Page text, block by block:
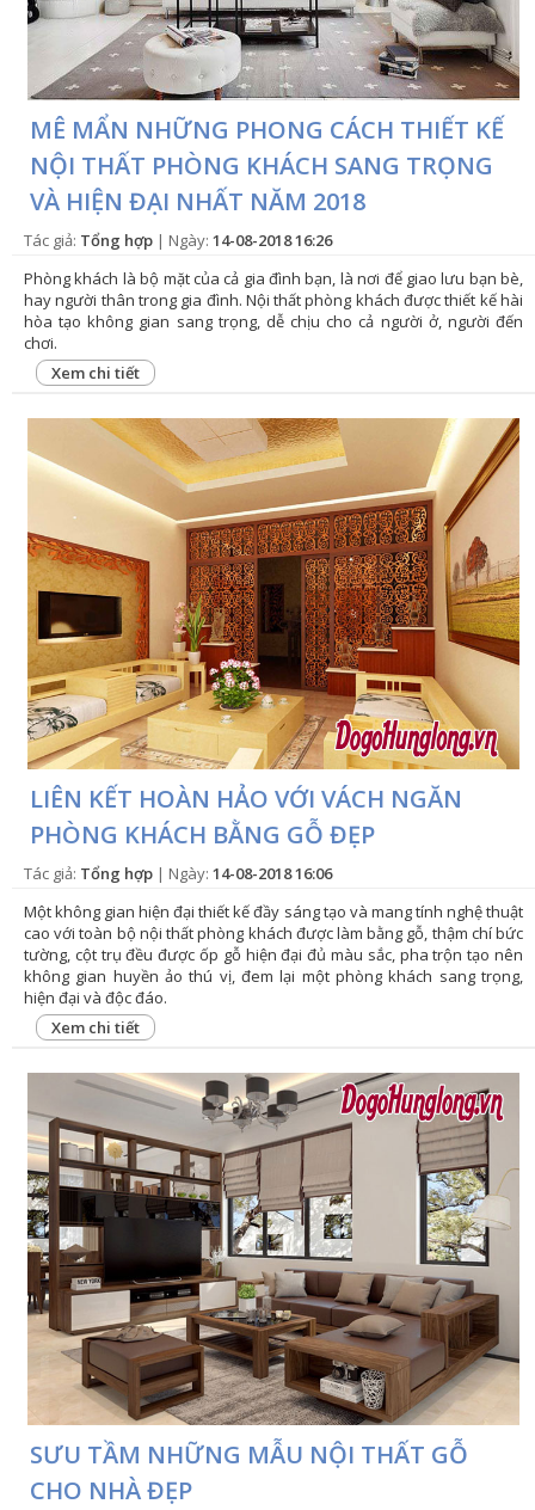
MÊ MẨN NHỮNG PHONG CÁCH THIẾT KẾ
NỘI THẤT PHÒNG KHÁCH SANG TRỌNG
VÀ HIỆN ĐẠI NHẤT NĂM 2018
Tác giả: Tổng hợp | Ngày: 14-08-2018 16:26
Phòng khách là bộ mặt của cả gia đình bạn, là nơi để giao lưu bạn bè,
hay người thân trong gia đình. Nội thất phòng khách được thiết kế hài
hòa tạo không gian sang trọng, dễ chịu cho cả người ở, người đến
chơi.
Xem chi tiết
LIÊN KẾT HOÀN HẢO VỚI VÁCH NGĂN
PHÒNG KHÁCH BẰNG GỖ ĐẸP
Tác giả: Tổng hợp | Ngày: 14-08-2018 16:06
Một không gian hiện đại thiết kế đầy sáng tạo và mang tính nghệ thuật
cao với toàn bộ nội thất phòng khách được làm bằng gỗ, thậm chí bức
tường, cột trụ đều được ốp gỗ hiện đại đủ màu sắc, pha trộn tạo nên
không gian huyền ảo thú vị, đem lại một phòng khách sang trọng,
hiện đại và độc đáo.
Xem chi tiết
SƯU TẦM NHỮNG MẪU NỘI THẤT GỖ
CHO NHÀ ĐẸP